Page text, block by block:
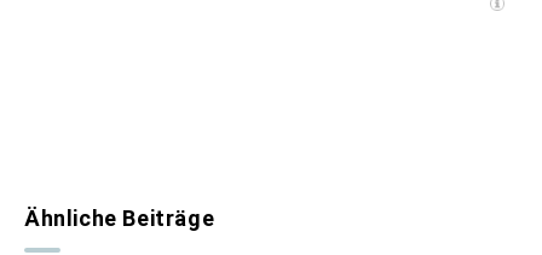
Ähnliche Beiträge